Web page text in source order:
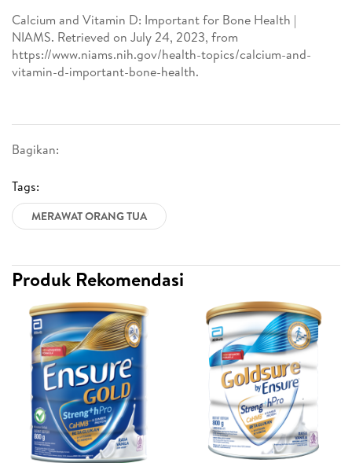
Bagikan:
Tags:
MERAWAT ORANG TUA
Calcium and Vitamin D: Important for Bone Health |
NIAMS. Retrieved on July 24, 2023, from
https://www.niams.nih.gov/health-topics/calcium-and-
vitamin-d-important-bone-health.
Produk Rekomendasi